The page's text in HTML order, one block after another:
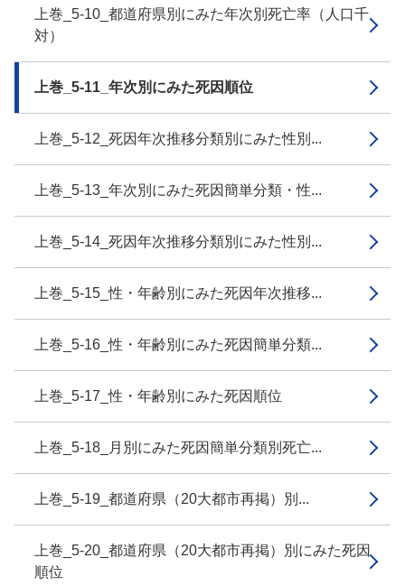
上巻_5-10_都道府県別にみた年次別死亡率（人口千
対）
上巻_5-11_年次別にみた死因順位
上巻_5-12_死因年次推移分類別にみた性別...
上巻_5-13_年次別にみた死因簡単分類・性...
上巻_5-14_死因年次推移分類別にみた性別...
上巻_5-15_性・年齢別にみた死因年次推移...
上巻_5-16_性・年齢別にみた死因簡単分類...
上巻_5-17_性・年齢別にみた死因順位
上巻_5-18_月別にみた死因簡単分類別死亡...
上巻_5-19_都道府県（20大都市再掲）別...
上巻_5-20_都道府県（20大都市再掲）別にみた死因
順位